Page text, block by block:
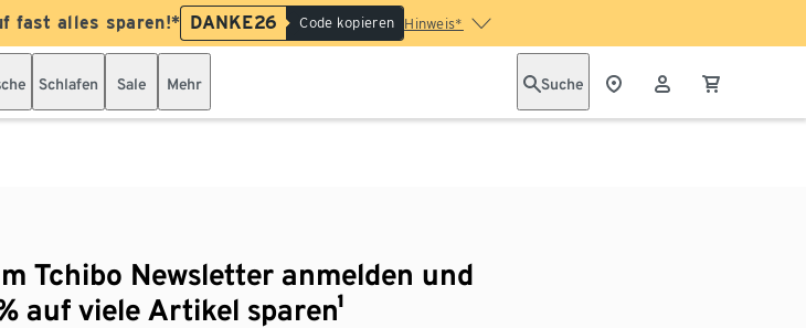
fast alles sparen!* DANKE26 Code kopieren Hinweis*
Schlafen Sale Mehr Suche
Tchibo Newsletter anmelden und
auf viele Artikel sparen¹